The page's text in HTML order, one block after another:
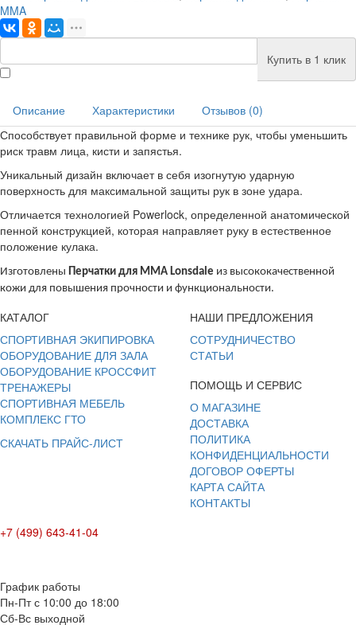
MMA
Купить в 1 клик
Описание Характеристики
Отзывов (0)
Способствует правильной форме и технике рук, чтобы уменьшить
риск травм лица, кисти и запястья.
Уникальный дизайн включает в себя изогнутую ударную
поверхность для максимальной защиты рук в зоне удара.
Отличается технологией Powerlock, определенной анатомической
пенной конструкцией, которая направляет руку в естественное
положение кулака.
Изготовлены Перчатки для ММА Lonsdale из высококачественной
кожи для повышения прочности и функциональности.
КАТАЛОГ
СПОРТИВНАЯ ЭКИПИРОВКА
ОБОРУДОВАНИЕ ДЛЯ ЗАЛА
ОБОРУДОВАНИЕ КРОССФИТ
ТРЕНАЖЕРЫ
СПОРТИВНАЯ МЕБЕЛЬ
КОМПЛЕКС ГТО
СКАЧАТЬ ПРАЙС-ЛИСТ
НАШИ ПРЕДЛОЖЕНИЯ
СОТРУДНИЧЕСТВО
СТАТЬИ
ПОМОЩЬ И СЕРВИС
О МАГАЗИНЕ
ДОСТАВКА
ПОЛИТИКА
КОНФИДЕНЦИАЛЬНОСТИ
ДОГОВОР ОФЕРТЫ
КАРТА САЙТА
КОНТАКТЫ
+7 (499) 643-41-04
График работы
Пн-Пт с 10:00 до 18:00
Сб-Вс выходной